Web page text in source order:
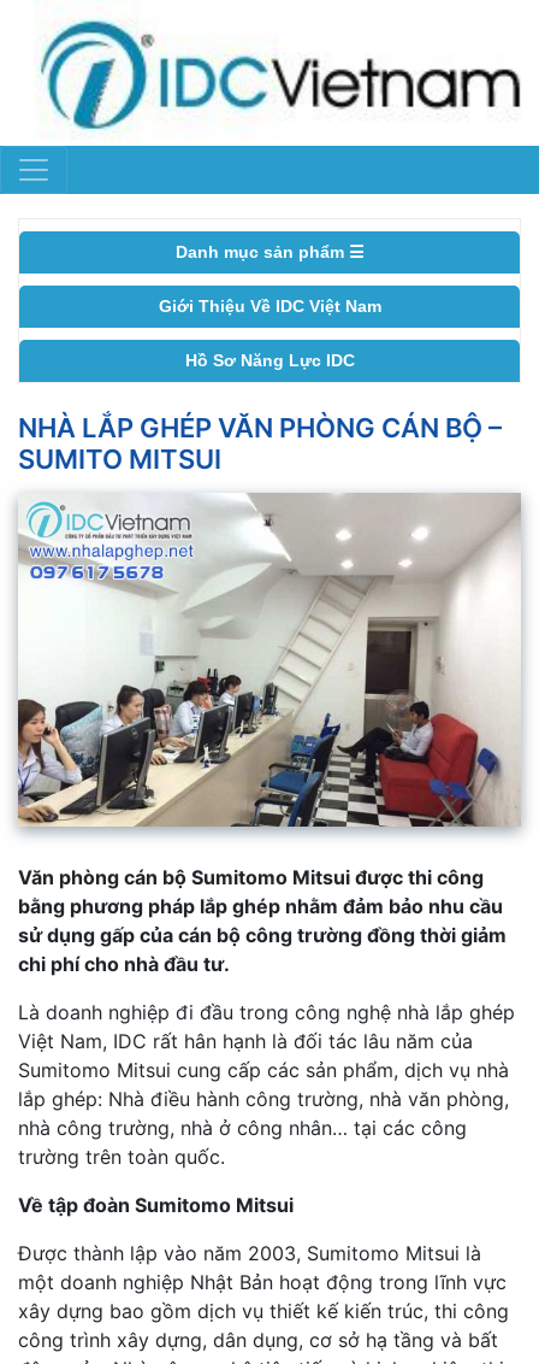
Danh mục sản phẩm ☰
Giới Thiệu Về IDC Việt Nam
Hồ Sơ Năng Lực IDC
NHÀ LẮP GHÉP VĂN PHÒNG CÁN BỘ –
SUMITO MITSUI
Văn phòng cán bộ Sumitomo Mitsui được thi công
bằng phương pháp lắp ghép nhằm đảm bảo nhu cầu
sử dụng gấp của cán bộ công trường đồng thời giảm
chi phí cho nhà đầu tư.
Là doanh nghiệp đi đầu trong công nghệ nhà lắp ghép
Việt Nam, IDC rất hân hạnh là đối tác lâu năm của
Sumitomo Mitsui cung cấp các sản phẩm, dịch vụ nhà
lắp ghép: Nhà điều hành công trường, nhà văn phòng,
nhà công trường, nhà ở công nhân… tại các công
trường trên toàn quốc.
Về tập đoàn Sumitomo Mitsui
Được thành lập vào năm 2003, Sumitomo Mitsui là
một doanh nghiệp Nhật Bản hoạt động trong lĩnh vực
xây dựng bao gồm dịch vụ thiết kế kiến trúc, thi công
công trình xây dựng, dân dụng, cơ sở hạ tầng và bất